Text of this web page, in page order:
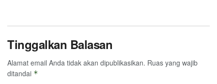
Tinggalkan Balasan
Alamat email Anda tidak akan dipublikasikan. Ruas yang wajib
ditandai *